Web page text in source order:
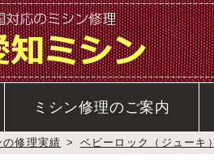
ミシン修理のご案内
の修理実績 > ベビーロック（ジューキ）